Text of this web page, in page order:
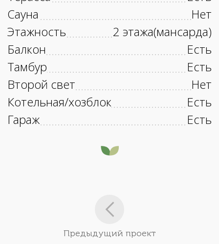
Сауна
Нет
Этажность
2 этажа(мансарда)
Балкон
Есть
Тамбур
Есть
Второй свет
Нет
Котельная/хозблок
Есть
Гараж
Есть
Предыдущий проект